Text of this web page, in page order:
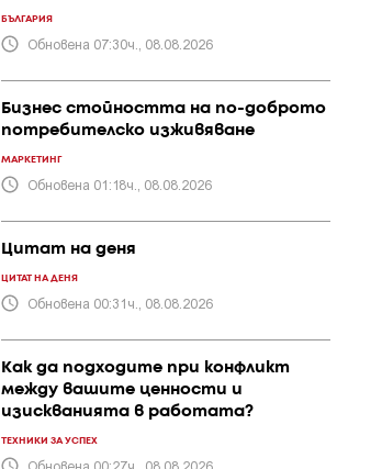
БЪЛГАРИЯ
Обновена 07:30ч., 08.08.2026
Бизнес стойността на по-доброто
потребителско изживяване
МАРКЕТИНГ
Обновена 01:18ч., 08.08.2026
Цитат на деня
ЦИТАТ НА ДЕНЯ
Обновена 00:31ч., 08.08.2026
Как да подходите при конфликт
между вашите ценности и
изискванията в работата?
ТЕХНИКИ ЗА УСПЕХ
Обновена 00:27ч., 08.08.2026